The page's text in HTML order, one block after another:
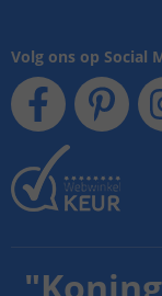
Volg ons op Social